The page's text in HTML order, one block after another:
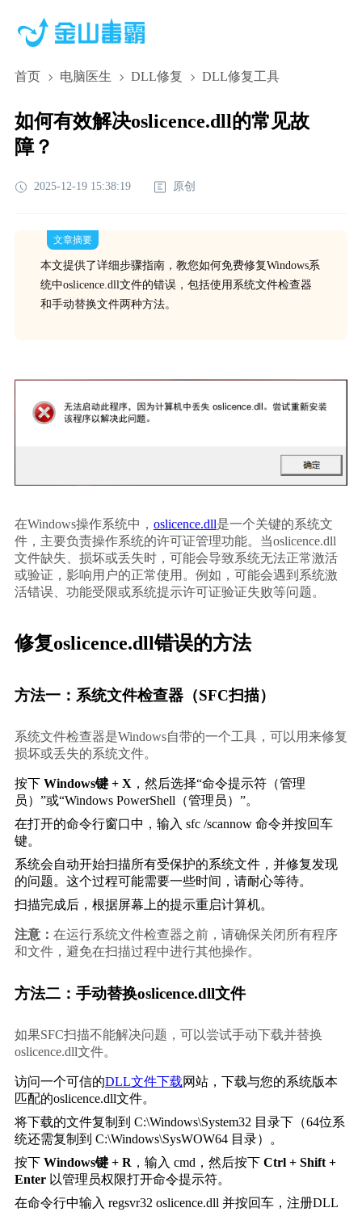
首页 电脑医生 DLL修复 DLL修复工具
如何有效解决oslicence.dll的常见故
障？
2025-12-19 15:38:19 原创
文章摘要
本文提供了详细步骤指南，教您如何免费修复Windows系
统中oslicence.dll文件的错误，包括使用系统文件检查器
和手动替换文件两种方法。
在Windows操作系统中， oslicence.dll是一个关键的系统文
件，主要负责操作系统的许可证管理功能。当oslicence.dll
文件缺失、损坏或丢失时，可能会导致系统无法正常激活
或验证，影响用户的正常使用。例如，可能会遇到系统激
活错误、功能受限或系统提示许可证验证失败等问题。
修复oslicence.dll错误的方法
方法一：系统文件检查器（SFC扫描）
系统文件检查器是Windows自带的一个工具，可以用来修复
损坏或丢失的系统文件。
按下 Windows键 + X ，然后选择“命令提示符（管理
员）”或“Windows PowerShell（管理员）”。
在打开的命令行窗口中，输入 sfc /scannow 命令并按回车
键。
系统会自动开始扫描所有受保护的系统文件，并修复发现
的问题。这个过程可能需要一些时间，请耐心等待。
扫描完成后，根据屏幕上的提示重启计算机。
注意： 在运行系统文件检查器之前，请确保关闭所有程序
和文件，避免在扫描过程中进行其他操作。
方法二：手动替换oslicence.dll文件
如果SFC扫描不能解决问题，可以尝试手动下载并替换
oslicence.dll文件。
访问一个可信的DLL文件下载网站，下载与您的系统版本
匹配的oslicence.dll文件。
将下载的文件复制到 C:\Windows\System32 目录下（64位系
统还需复制到 C:\Windows\SysWOW64 目录）。
按下 Windows键 + R ，输入 cmd ，然后按下 Ctrl + Shift +
Enter 以管理员权限打开命令提示符。
在命令行中输入 regsvr32 oslicence.dll 并按回车，注册DLL